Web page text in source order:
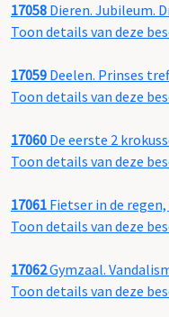
17058 Dieren. Jubileum.
Toon details van deze
17059 Deelen. Prinses
Toon details van deze
17060 De eerste 2
Toon details van deze
17061 Fietser in de
Toon details van deze
17062Gymzaal.
Toon details van deze